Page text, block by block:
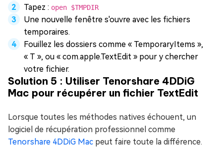
Tapez : open $TMPDIR
Une nouvelle fenêtre s'ouvre avec les fichiers
temporaires.
Fouillez les dossiers comme « TemporaryItems »,
« T », ou « com.apple.TextEdit » pour y chercher
votre fichier.
Solution 5 : Utiliser Tenorshare 4DDiG
Mac pour récupérer un fichier TextEdit
Lorsque toutes les méthodes natives échouent, un
logiciel de récupération professionnel comme
Tenorshare 4DDiG Mac peut faire toute la différence.